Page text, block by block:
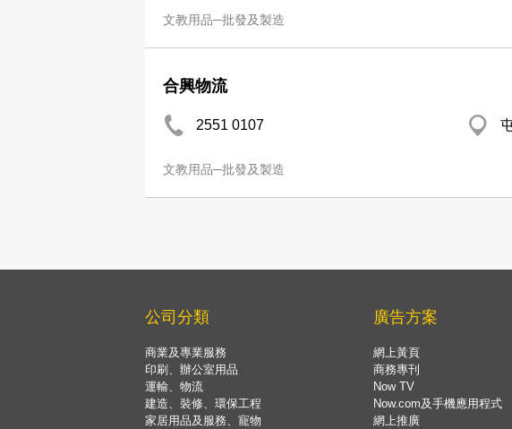
文教用品─批發及製造
合興物流
2551 0107
文教用品─批發及製造
公司分類
商業及專業服務
印刷、辦公室用品
運輸、物流
建造、裝修、環保工程
家居用品及服務、寵物
廣告方案
網上黃頁
商務專刊
Now TV
Now.com及手機應用程式
網上推廣